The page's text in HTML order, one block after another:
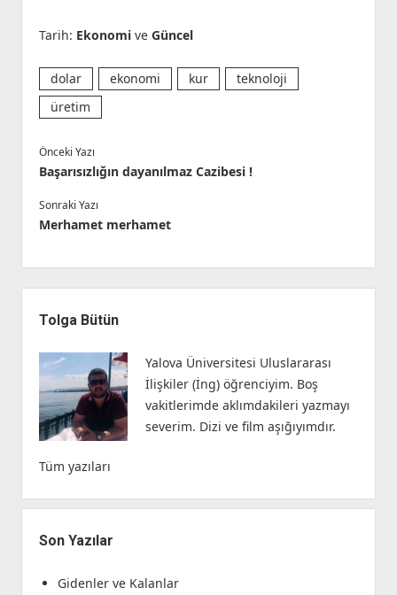
Tarih: Ekonomive Güncel
dolar ekonomi kur
teknoloji
üretim
Önceki Yazı
Başarısızlığın dayanılmaz Cazibesi !
Sonraki Yazı
Merhamet merhamet
Menü
Tolga Bütün
Yalova Üniversitesi Uluslararası
İlişkiler (İng) öğrenciyim. Boş
vakitlerimde aklımdakileri yazmayı
severim. Dizi ve film aşığıyımdır.
Tüm yazıları
Son Yazılar
Gidenler ve Kalanlar